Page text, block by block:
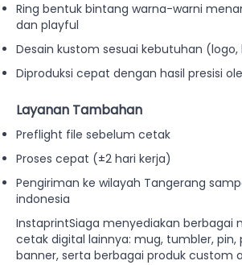
Ring bentuk bintang warna-warni
dan playful
Desain kustom sesuai kebutuhan (logo,
Diproduksi cepat dengan hasil presisi
Layanan Tambahan
Preflight file sebelum cetak
Proses cepat (±2 hari kerja)
Pengiriman ke wilayah Tangerang
indonesia
InstaprintSiaga menyediakan berbagai
cetak digital lainnya: mug, tumbler, pin,
banner, serta berbagai produk custom